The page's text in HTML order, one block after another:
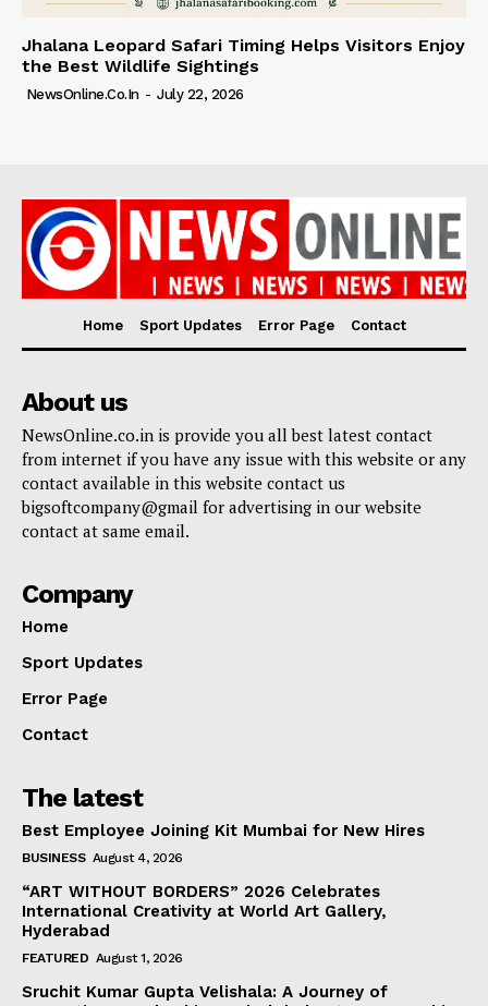
Jhalana Leopard Safari Timing Helps Visitors Enjoy
the Best Wildlife Sightings
NewsOnline.co.in - July 22, 2026
Home Sport Updates Error Page Contact
About us
NewsOnline.co.in is provide you all best latest contact
from internet if you have any issue with this website or any
contact available in this website contact us
bigsoftcompany@gmail for advertising in our website
contact at same email.
Company
Home
Sport Updates
Error Page
Contact
The latest
Best Employee Joining Kit Mumbai for New Hires
BUSINESS August 4, 2026
“ART WITHOUT BORDERS” 2026 Celebrates
International Creativity at World Art Gallery,
Hyderabad
FEATURED August 1, 2026
Sruchit Kumar Gupta Velishala: A Journey of